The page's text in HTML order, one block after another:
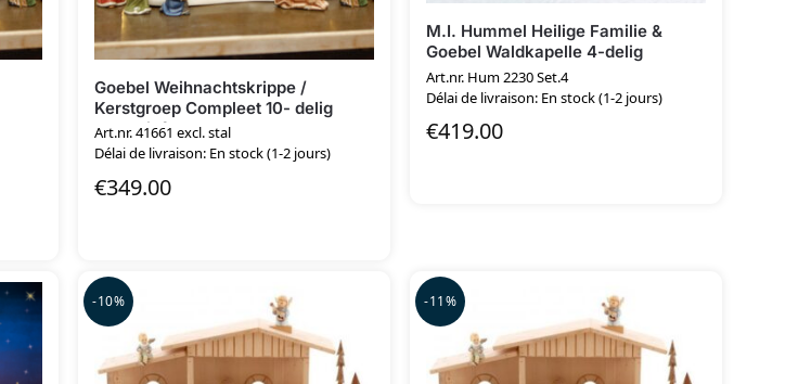
Goebel Weihnachtskrippe /
Kerstgroep Compleet 10- delig
exclusief stal
Art.nr. 41661 excl. stal
Délai de livraison: En stock (1-2 jours)
€349.00
M.I. Hummel Heilige Familie &
Goebel Waldkapelle 4-delig
Art.nr. Hum 2230 Set.4
Délai de livraison: En stock (1-2 jours)
€419.00
-10% -11%